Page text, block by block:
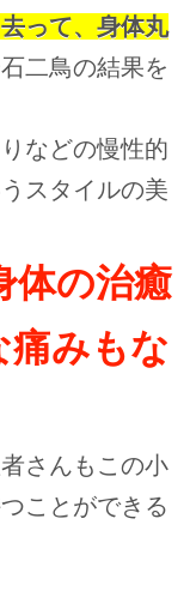
って、身体丸
二鳥の結果を
などの慢性的
スタイルの美
体の治癒
痛みもな
さんもこの小
ことができる